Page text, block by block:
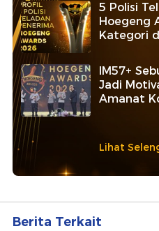
5 Polisi
Hoegeng
Kategori
IM57+
Jadi
Amanat
Lihat
Berita Terkait